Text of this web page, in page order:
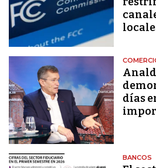
días
BANCOS